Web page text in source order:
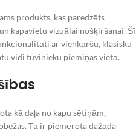
produkts, kas paredzēts
kapavietu vizuālai nošķiršanai. Šī
ar vienkāršu, klasisku
vidi tuvinieku piemiņas vietā.
kā daļa no kapu sētiņām,
Tā ir piemērota dažāda